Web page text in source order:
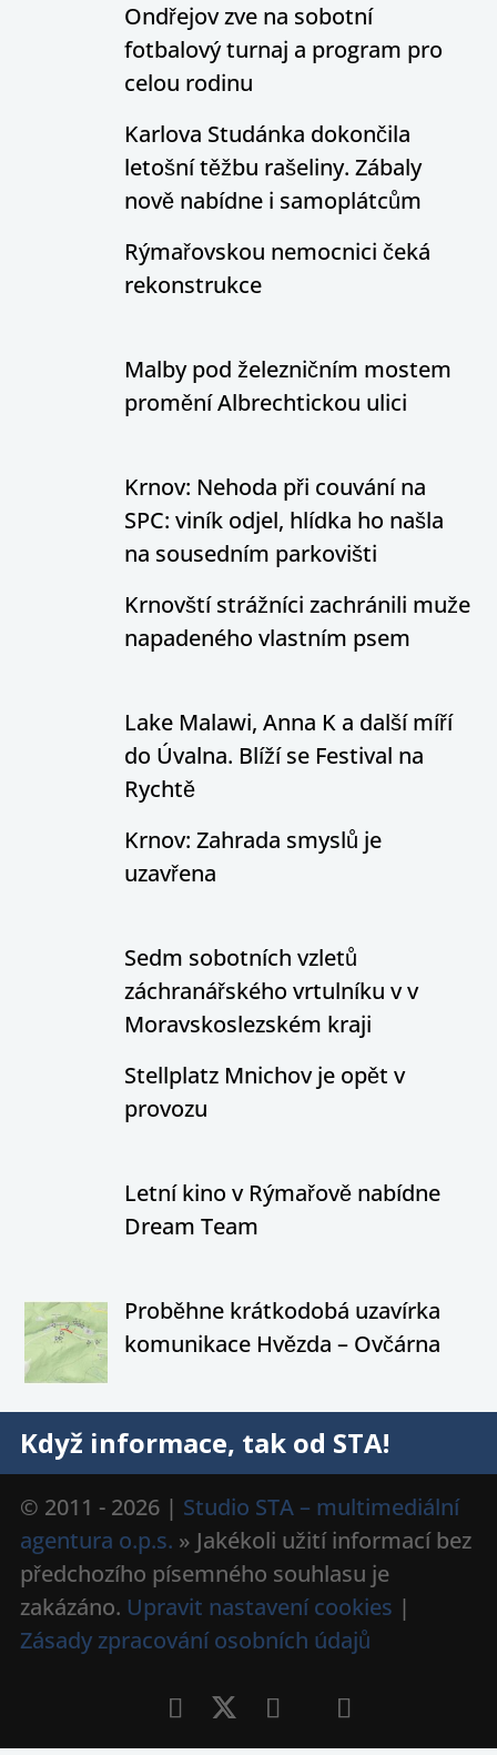
Ondřejov zve na sobotní
fotbalový turnaj a program pro
celou rodinu
Karlova Studánka dokončila
letošní těžbu rašeliny. Zábaly
nově nabídne i samoplátcům
Rýmařovskou nemocnici čeká
rekonstrukce
Malby pod železničním mostem
promění Albrechtickou ulici
Krnov: Nehoda při couvání na
SPC: viník odjel, hlídka ho našla
na sousedním parkovišti
Krnovští strážníci zachránili muže
napadeného vlastním psem
Lake Malawi, Anna K a další míří
do Úvalna. Blíží se Festival na
Rychtě
Krnov: Zahrada smyslů je
uzavřena
Sedm sobotních vzletů
záchranářského vrtulníku v v
Moravskoslezském kraji
Stellplatz Mnichov je opět v
provozu
Letní kino v Rýmařově nabídne
Dream Team
Proběhne krátkodobá uzavírka
komunikace Hvězda – Ovčárna
Když informace, tak od STA!
© 2011 - 2026 | Studio STA – multimediální
agentura o.p.s. » Jakékoli užití informací bez
předchozího písemného souhlasu je
zakázáno. Upravit nastavení cookies |
Zásady zpracování osobních údajů